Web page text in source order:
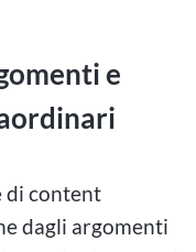
e
di content
dagli argomenti